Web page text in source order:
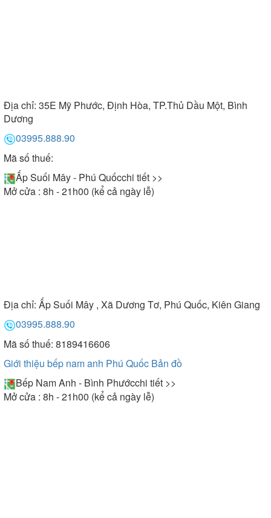
Địa chỉ: 35E Mỹ Phước, Định Hòa, TP.Thủ Dầu Một, Bình
Dương
03995.888.90
Mã số thuế:
Ấp Suối Mây - Phú Quốcchi tiết >>
Mở cửa : 8h - 21h00 (kể cả ngày lễ)
Địa chỉ: Ấp Suối Mây , Xã Dương Tơ, Phú Quốc, Kiên Giang
03995.888.90
Mã số thuế: 8189416606
Giới thiệu bếp nam anh Phú Quốc Bản đồ
Bếp Nam Anh - Bình Phướcchi tiết >>
Mở cửa : 8h - 21h00 (kể cả ngày lễ)